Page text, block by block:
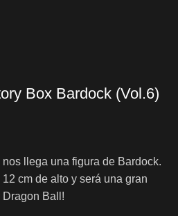
Box Bardock (Vol.6)
llega una figura de Bardock.
cm de alto y será una gran
Ball!